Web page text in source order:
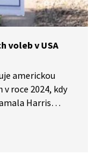
voleb v USA
americkou
roce 2024, kdy
Harris
mezinárodní